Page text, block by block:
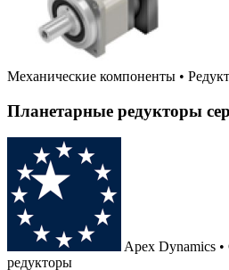
Механические компоненты •
Планетарные редукторы
Apex Dynamics
редукторы